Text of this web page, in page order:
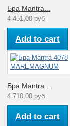
Бра Mantra...
4 451,00 руб
Add to cart
Бра Mantra...
4 710,00 руб
Add to cart